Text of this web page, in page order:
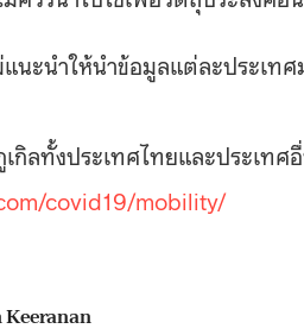
นะนำให้นำข้อมูลแต่ละประเท
กิลทั้งประเทศไทยและประเทศ
covid19/mobility/